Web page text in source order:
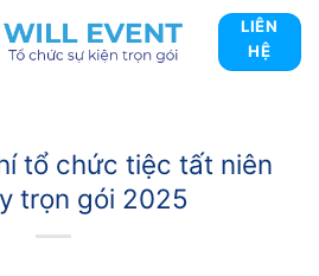
LIÊN
HỆ
tổ chức tiệc tất niên
trọn gói 2025